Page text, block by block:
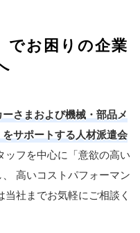
でお困りの企業
さまおよび機械・部品メ
サポートする人材派遣会
ッフを中心に「意欲の高い
高いコストパフォーマン
当社までお気軽にご相談く